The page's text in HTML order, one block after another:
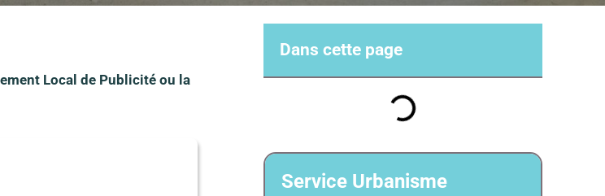
Local de Publicité ou la
Dans cette page
Service Urbanisme